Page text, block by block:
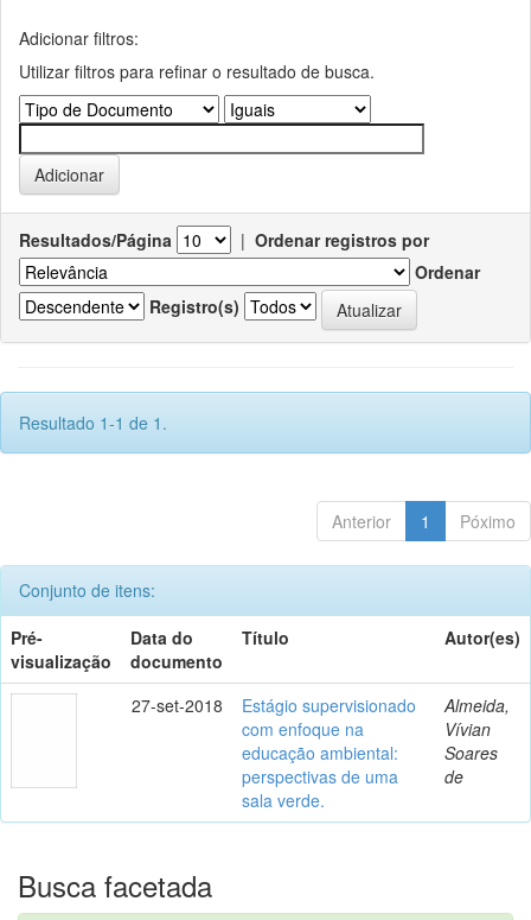
Adicionar filtros:
Utilizar filtros para refinar o resultado de busca.
Resultados/Página | Ordenar registros por
Ordenar
Registro(s)
Resultado 1-1 de 1.
Anterior 1 Póximo
Conjunto de itens:
Pré-
visualização
Data do
documento
Título Autor(es)
27-set-2018
Estágio supervisionado
com enfoque na
educação ambiental:
perspectivas de uma
sala verde.
Almeida,
Vívian
Soares
de
Busca facetada